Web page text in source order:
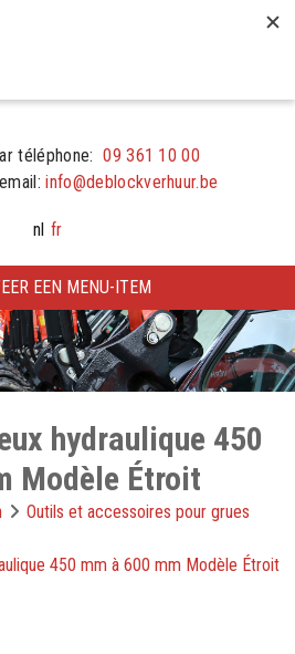
téléphone: 09 361 10 00
info@deblockverhuur.be
nl fr
EEN MENU-ITEM
hydraulique 450
Modèle Étroit
Outils et accessoires pour grues
450 mm à 600 mm Modèle Étroit